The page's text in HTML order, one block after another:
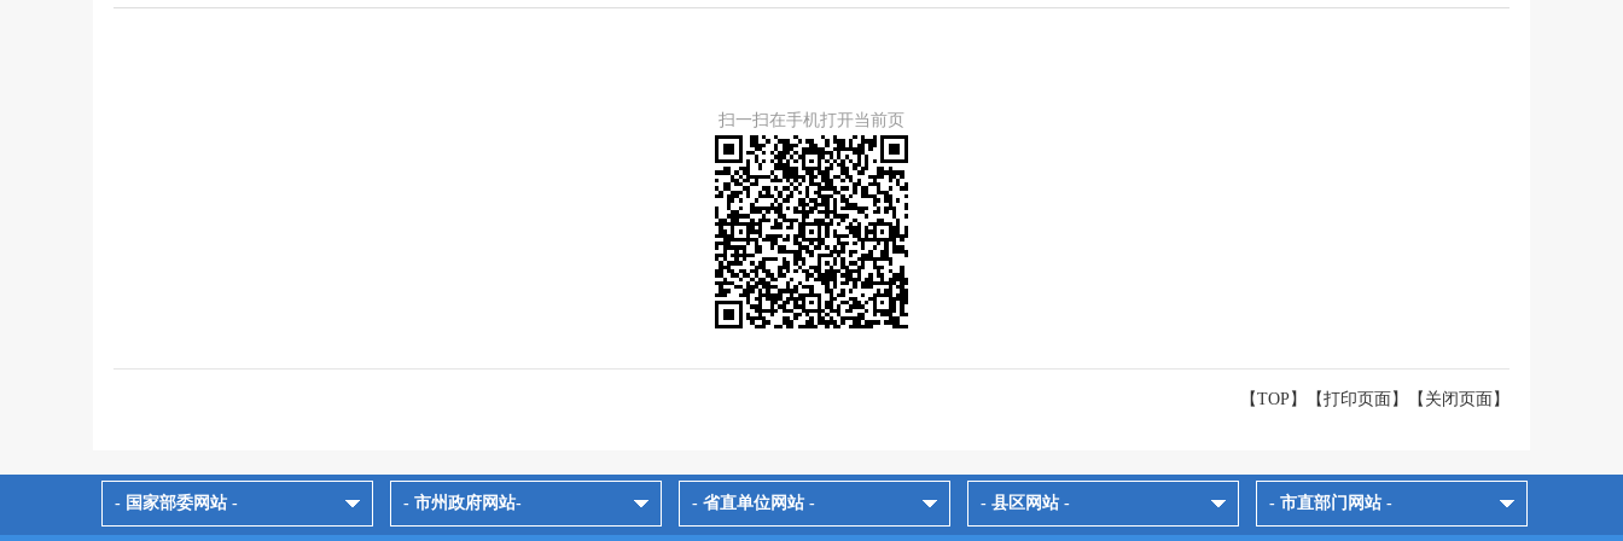
扫一扫在手机打开当前页
【TOP】 【打印页面 】【 关闭页面 】
- 国家部委网站 - - 市州政府网站- - 省直单位网站 - - 县区网站 - - 市直部门网站 -